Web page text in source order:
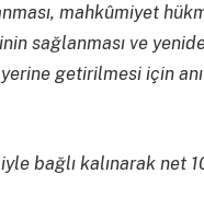
mahkûmiyet
sağlanması ve
getirilmesi için
bağlı kalınarak net